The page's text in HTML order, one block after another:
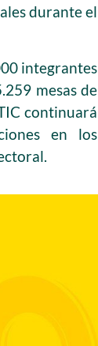
durante el
integrantes
mesas de
continuará
en los